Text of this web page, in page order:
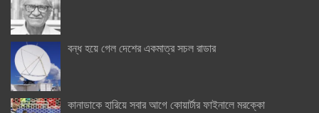
বন্ধ হয়ে গেল দেশের একমাত্র সচল রাডার
কানাডাকে হারিয়ে সবার আগে কোয়ার্টার ফাইনালে মরক্কো